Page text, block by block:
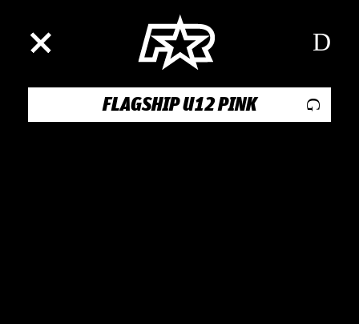
FLAGSHIP U12 PINK